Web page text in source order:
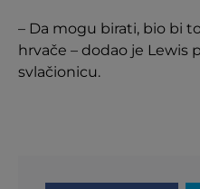
– Da mogu birati, bio bi
hrvače – dodao je Lewis
svlačionicu.